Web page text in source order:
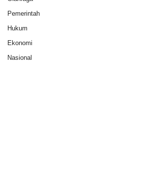
Pemerintah
Hukum
Ekonomi
Nasional